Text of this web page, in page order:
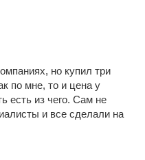
но купил три
по мне, то и цена у
есть из чего. Сам не
и все сделали на